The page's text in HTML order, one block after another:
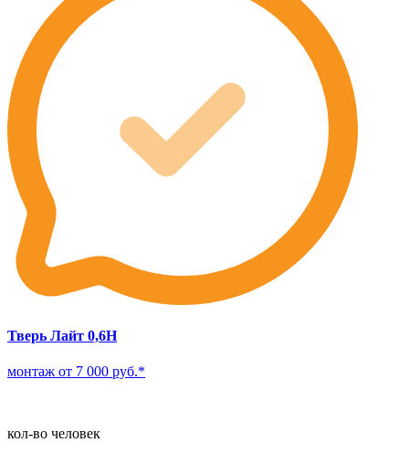
Тверь Лайт 0,6Н
монтаж от 7 000 руб.*
кол-во человек